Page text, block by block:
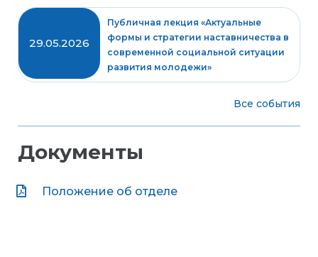
29.05.2026
Публичная лекция «Актуальные
формы и стратегии наставничества в
современной социальной ситуации
развития молодежи»
Все события
Документы
Положение об отделе